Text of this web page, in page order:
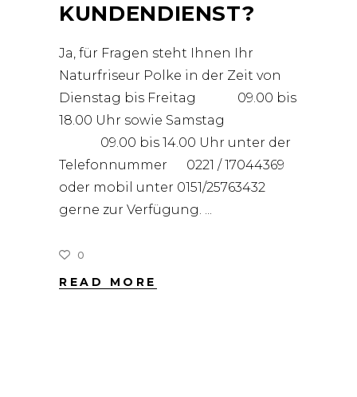
KUNDENDIENST?
Ja, für Fragen steht Ihnen Ihr
Naturfriseur Polke in der Zeit von
Dienstag bis Freitag 09.00 bis
18.00 Uhr sowie Samstag
09.00 bis 14.00 Uhr unter der
Telefonnummer 0221 / 17044369
oder mobil unter 0151/25763432
gerne zur Verfügung.
0
READ MORE